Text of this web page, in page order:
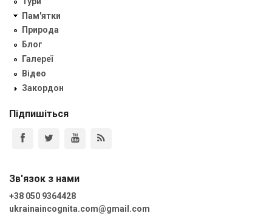
Пам'ятки
Природа
Блог
Галереї
Відео
Закордон
Підпишіться
Зв'язок з нами
+38 050 9364428
ukrainaincognita.com@gmail.com